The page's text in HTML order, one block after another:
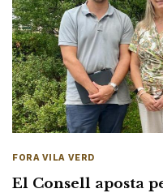
FORA VILA VERD
El Consell aposta